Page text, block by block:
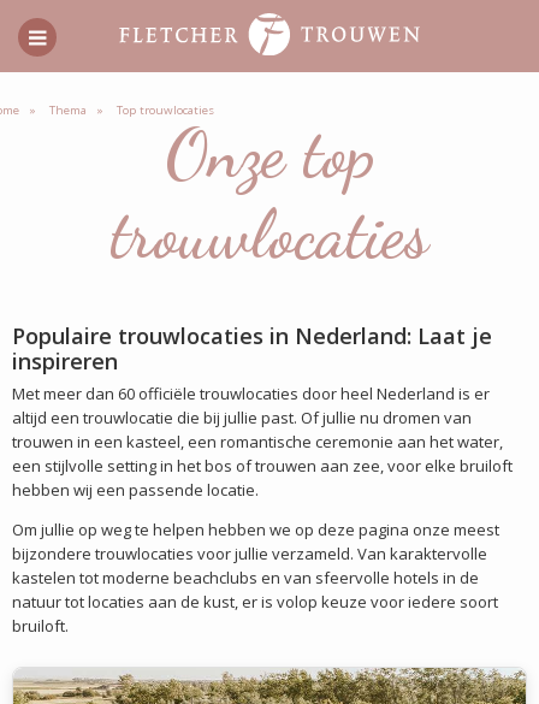
Thema Top trouwlocaties
Onze top
trouwlocaties
Populaire trouwlocaties in Nederland: Laat je
inspireren
Met meer dan 60 officiële trouwlocaties door heel Nederland is er
altijd een trouwlocatie die bij jullie past. Of jullie nu dromen van
trouwen in een kasteel, een romantische ceremonie aan het water,
een stijlvolle setting in het bos of trouwen aan zee, voor elke bruiloft
hebben wij een passende locatie.
Om jullie op weg te helpen hebben we op deze pagina onze meest
bijzondere trouwlocaties voor jullie verzameld. Van karaktervolle
kastelen tot moderne beachclubs en van sfeervolle hotels in de
natuur tot locaties aan de kust, er is volop keuze voor iedere soort
bruiloft.